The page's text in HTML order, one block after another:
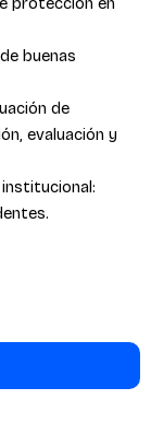
buenas
de
evaluación y